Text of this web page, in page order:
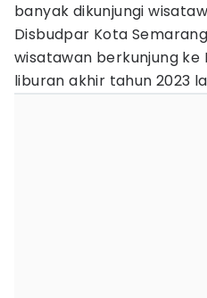
banyak dikunjungi
Disbudpar Kota
wisatawan berkunjung ke
liburan akhir tahun 2023